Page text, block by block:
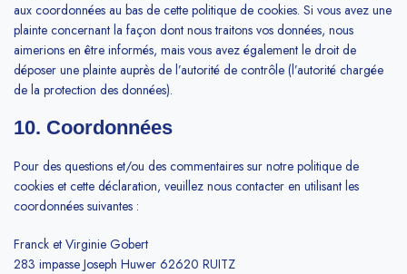
aux coordonnées au bas de cette politique de cookies. Si vous avez une
plainte concernant la façon dont nous traitons vos données, nous
aimerions en être informés, mais vous avez également le droit de
déposer une plainte auprès de l’autorité de contrôle (l’autorité chargée
de la protection des données).
10. Coordonnées
Pour des questions et/ou des commentaires sur notre politique de
cookies et cette déclaration, veuillez nous contacter en utilisant les
coordonnées suivantes :
Franck et Virginie Gobert
283 impasse Joseph Huwer 62620 RUITZ